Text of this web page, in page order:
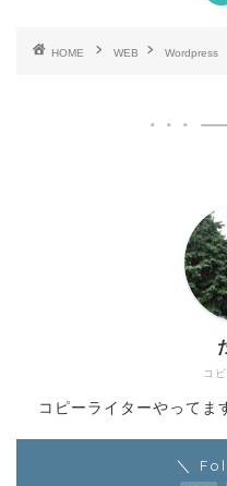
HOME WEB Wordpress
コ
コピーライターやってま
＼